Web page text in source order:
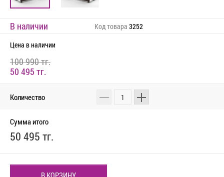
В наличии Код товара3252
Цена в наличии
100 990 тг.
50 495 тг.
Количество
Сумма итого
50 495 тг.
В КОРЗИНУ